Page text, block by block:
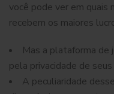
você pode ver em quais
recebem os maiores
Mas a plataforma de
pela privacidade de
A peculiaridade